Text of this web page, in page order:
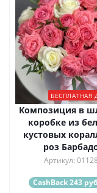
БЕСПЛАТНАЯ
Композиция в
коробке из
кустовых
роз
Артикул:
CashBack 243